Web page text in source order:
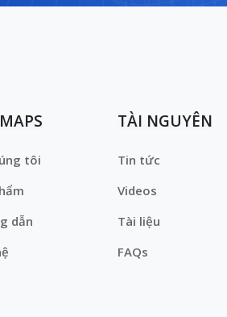
tôi
dẫn
TÀI NGUYÊN
Tin tức
Videos
Tài liệu
FAQs